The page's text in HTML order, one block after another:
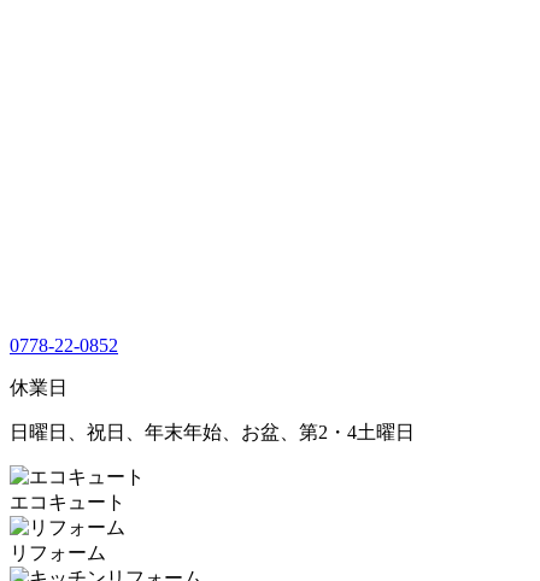
0778-22-0852
休業日
日曜日、祝日、年末年始、お盆、第2・4土曜日
エコキュート
リフォーム